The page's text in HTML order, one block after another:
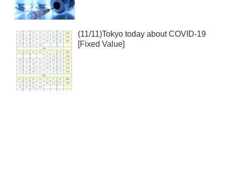
(11/11)Tokyo today about COVID-19
[Fixed Value]